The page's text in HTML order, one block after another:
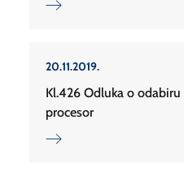
20.11.2019.
Kl.426 Odluka o
procesor